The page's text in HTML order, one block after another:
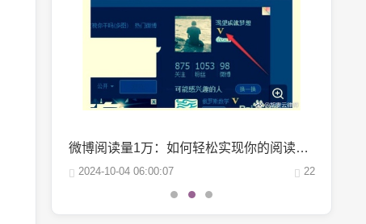
微博阅读量1万：如何轻松实现你的阅读量突破？
2024-10-04 06:00:07 22